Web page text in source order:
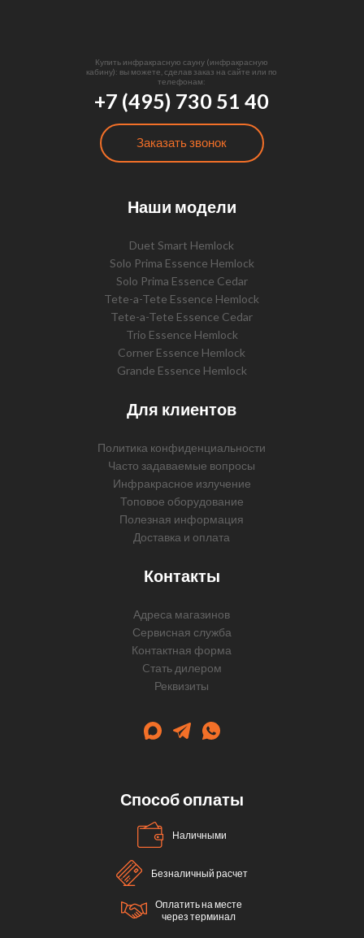
Купить инфракрасную сауну (инфракрасную
кабину): вы можете, сделав заказ на сайте или по
телефонам:
+7 (495) 730 51 40
Заказать звонок
Наши модели
Duet Smart Hemlock
Solo Prima Essence Hemlock
Solo Prima Essence Cedar
Tete-a-Tete Essence Hemlock
Tete-a-Tete Essence Cedar
Trio Essence Hemlock
Corner Essence Hemlock
Grande Essence Hemlock
Для клиентов
Политика конфиденциальности
Часто задаваемые вопросы
Инфракрасное излучение
Топовое оборудование
Полезная информация
Доставка и оплата
Контакты
Адреса магазинов
Сервисная служба
Контактная форма
Cтать дилером
Реквизиты
Способ оплаты
Наличными
Безналичный расчет
Оплатить на месте
через терминал